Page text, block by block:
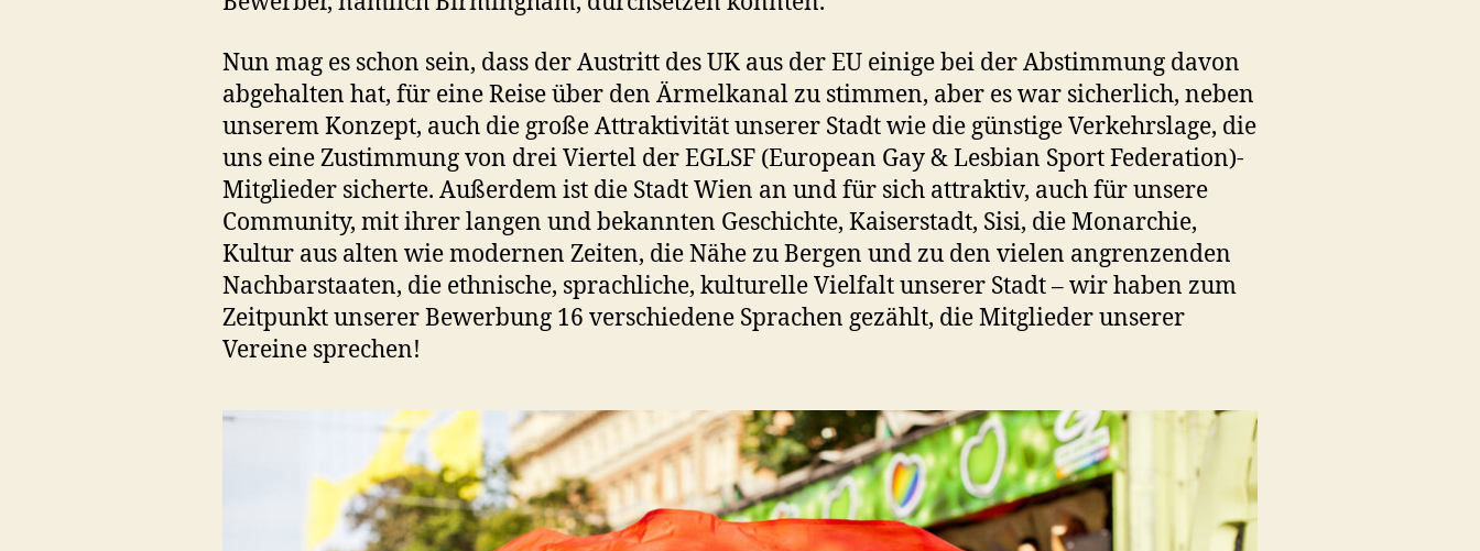
Nun mag es schon sein, dass der Austritt des UK aus der EU einige bei der Abstimmung davon
abgehalten hat, für eine Reise über den Ärmelkanal zu stimmen, aber es war sicherlich, neben
unserem Konzept, auch die große Attraktivität unserer Stadt wie die güns­tige Verkehrslage, die
uns eine Zustimmung von drei Viertel der EGLSF (European Gay & Lesbian Sport Federation)-
Mitglieder sicherte. Außerdem ist die Stadt Wien an und für sich attraktiv, auch für unsere
Community, mit ihrer langen und bekannten Geschichte, Kaiserstadt, Sisi, die Monarchie,
Kultur aus alten wie modernen Zeiten, die Nähe zu Bergen und zu den vielen angrenzenden
Nachbarstaaten, die ethnische, sprachliche, kulturelle Vielfalt unserer Stadt – wir haben zum
Zeitpunkt unserer Bewerbung 16 verschiedene Sprachen gezählt, die Mitglieder unserer
Vereine sprechen!